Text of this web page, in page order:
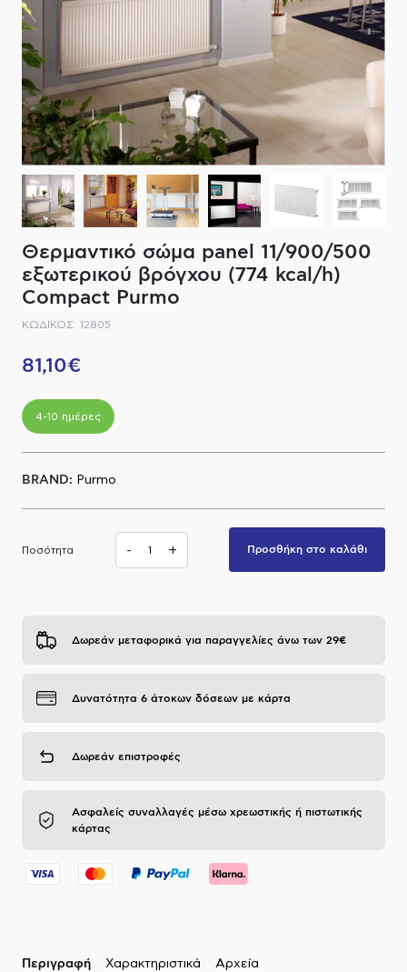
ΔΙΑΚΟΠΤΙΚΟ ΥΛΙΚΟ
ΕΞΟΠΛΙΣΜΟΣ ΘΕΡΜΑΝΣΗΣ
ΗΛΕΚΤΡΙΚΗ ΘΕΡΜΑΝΣΗ
ΦΙΛΤΡΑ ΜΠΑΝΙΟΥ
ΚΑΝΑΤΕΣ-ΠΑΓΟΥΡΙΑ ΦΙΛΤΡΟΥ
ΚΑΘΡΕΠΤΕΣ
ΚΑΜΠΙΝΕΣ
ΑΞΕΣΟΥΑΡ
ΜΠΑΤΑΡΙΕΣ ΜΠΑΝΙΟΥ
ΣΤΗΛΕΣ - ΥΔΡΟΜΑΣΑΖ
ΚΑΖΑΝΑΚΙΑ
ΚΑΝΑΛΙΑ ΝΤΟΥΖΙΕΡΑΣ
ΕΞΑΡΤΗΜΑΤΑ ΝΤΟΥΣ
Α.Μ.Ε.Α
Θερμαντικό σώμα panel 11/900/500
εξωτερικού βρόγχου (774 kcal/h)
Compact Purmo
ΚΩΔΙΚΟΣ: 12805
81,10€
4-10 ημέρες
BRAND: Purmo
Ποσότητα - + Προσθήκη στο καλάθι
Δωρεάν μεταφορικά για παραγγελίες άνω των 29€
Δυνατότητα 6 άτοκων δόσεων με κάρτα
Δωρεάν επιστροφές
Ασφαλείς συναλλαγές μέσω χρεωστικής ή πιστωτικής
κάρτας
Περιγραφή Χαρακτηριστικά Αρχεία